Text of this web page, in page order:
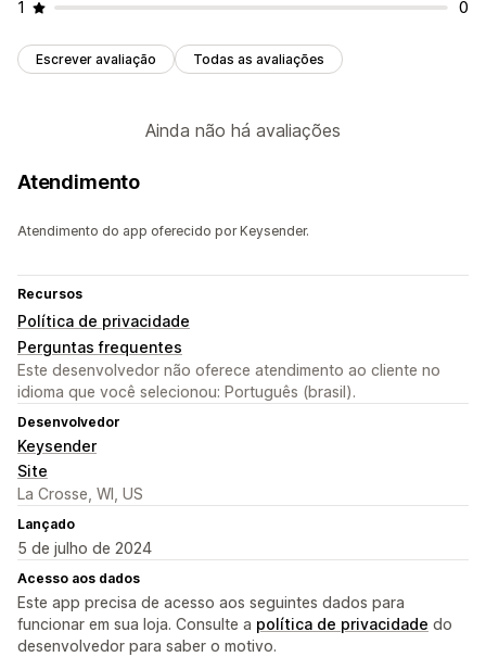
1 0
Escrever avaliação Todas as avaliações
Ainda não há avaliações
Atendimento
Atendimento do app oferecido por Keysender.
Recursos
Política de privacidade
Perguntas frequentes
Este desenvolvedor não oferece atendimento ao cliente no
idioma que você selecionou: Português (brasil).
Desenvolvedor
Keysender
Site
La Crosse, WI, US
Lançado
5 de julho de 2024
Acesso aos dados
Este app precisa de acesso aos seguintes dados para
funcionar em sua loja. Consulte a política de privacidade do
desenvolvedor para saber o motivo.